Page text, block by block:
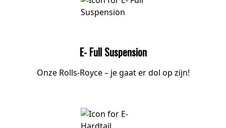
E- Full Suspension
Onze Rolls-Royce – je gaat er dol op zijn!